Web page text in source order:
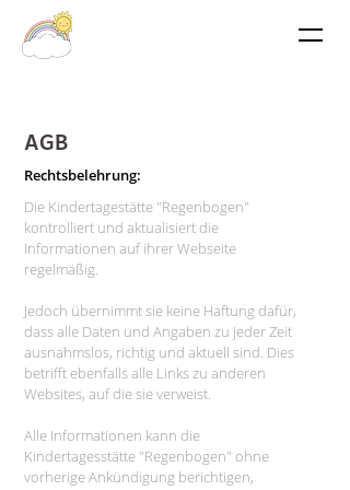
AGB
Rechtsbelehrung:
Die Kindertagestätte "Regenbogen"
kontrolliert und aktualisiert die
Informationen auf ihrer Webseite
regelmäßig.
Jedoch übernimmt sie keine Haftung dafür,
dass alle Daten und Angaben zu jeder Zeit
ausnahmslos, richtig und aktuell sind. Dies
betrifft ebenfalls alle Links zu anderen
Websites, auf die sie verweist.
Alle Informationen kann die
Kindertagesstätte "Regenbogen" ohne
vorherige Ankündigung berichtigen,